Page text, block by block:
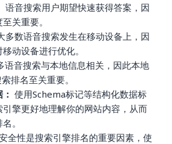
语音搜索用户期望快速获得答案，因
关重要。
多数语音搜索发生在移动设备上，因
动设备进行优化。
语音搜索与本地信息相关，因此本地
排名至关重要。
使用Schema标记等结构化数据标
擎更好地理解你的网站内容，从而
。
全性是搜索引擎排名的重要因素，使